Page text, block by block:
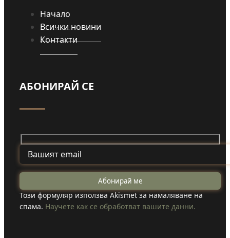
Начало
Всички новини
Контакти
АБОНИРАЙ СЕ
Този формуляр използва Akismet за намаляване на
спама. Научете как се обработват вашите данни.